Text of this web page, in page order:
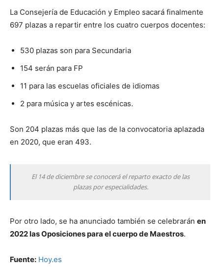
La Consejería de Educación y Empleo sacará finalmente
697 plazas a repartir entre los cuatro cuerpos docentes:
530 plazas son para Secundaria
154 serán para FP
11 para las escuelas oficiales de idiomas
2 para música y artes escénicas.
Son 204 plazas más que las de la convocatoria aplazada
en 2020, que eran 493.
El 14 de diciembre se conocerá el reparto exacto de las
plazas por especialidades.
Por otro lado, se ha anunciado también se celebrarán en
2022 las Oposiciones para el cuerpo de Maestros.
Fuente: Hoy.es